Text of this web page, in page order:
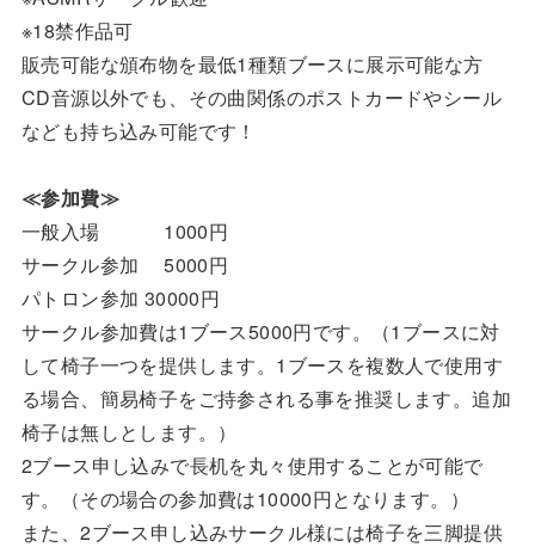
※18禁作品可
販売可能な頒布物を最低1種類ブースに展示可能な方
CD音源以外でも、その曲関係のポストカードやシール
なども持ち込み可能です！
≪参加費≫
一般入場 1000円
サークル参加 5000円
パトロン参加 30000円
サークル参加費は1ブース5000円です。（1ブースに対
して椅子一つを提供します。1ブースを複数人で使用す
る場合、簡易椅子をご持参される事を推奨します。追加
椅子は無しとします。）
2ブース申し込みで長机を丸々使用することが可能で
す。（その場合の参加費は10000円となります。）
また、2ブース申し込みサークル様には椅子を三脚提供